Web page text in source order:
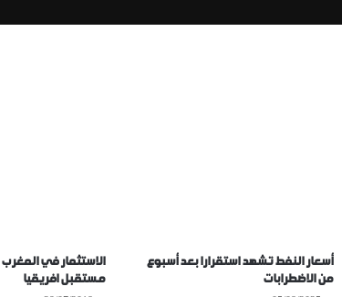
أسعار النفط تشهد استقرارا بعد أسبوع
من الاضطرابات
الاستثمار في
مستقبل افريقيا